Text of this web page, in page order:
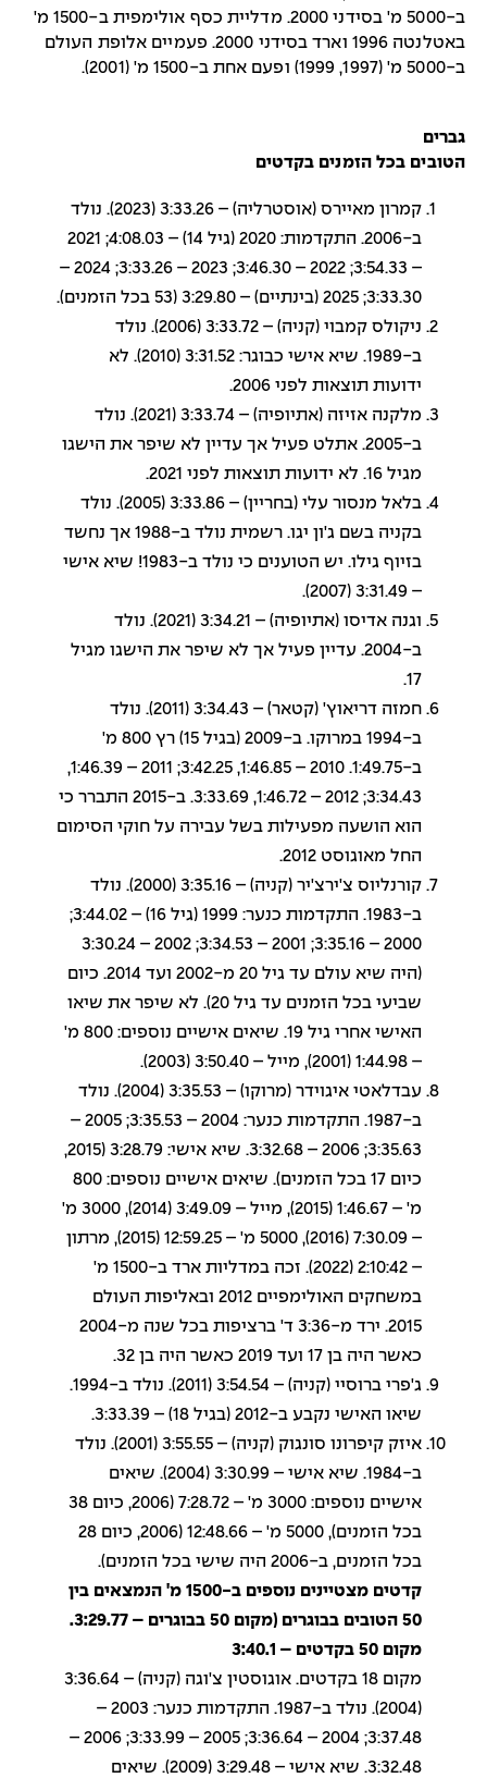
ב-5000 מ' בסידני 2000. מדליית כסף אולימפית ב-1500 מ'
באטלנטה 1996 וארד בסידני 2000. פעמיים אלופת העולם
ב-5000 מ' (1997, 1999) ופעם אחת ב-1500 מ' (2001).
גברים
הטובים בכל הזמנים בקדטים
קמרון מאיירס (אוסטרליה) – 3:33.26 (2023). נולד
ב-2006. התקדמות: 2020 (גיל 14) – 4:08.03; 2021
– 3:54.33; 2022 – 3:46.30; 2023 – 3:33.26; 2024 –
3:33.30; 2025 (בינתיים) – 3:29.80 (53 בכל הזמנים).
ניקולס קמבוי (קניה) – 3:33.72 (2006). נולד
ב-1989. שיא אישי כבוגר: 3:31.52 (2010). לא
ידועות תוצאות לפני 2006.
מלקנה אזיזה (אתיופיה) – 3:33.74 (2021). נולד
ב-2005. אתלט פעיל אך עדיין לא שיפר את הישגו
מגיל 16. לא ידועות תוצאות לפני 2021.
בלאל מנסור עלי (בחריין) – 3:33.86 (2005). נולד
בקניה בשם ג'ון יגו. רשמית נולד ב-1988 אך נחשד
בזיוף גילו. יש הטוענים כי נולד ב-1983! שיא אישי
– 3:31.49 (2007).
וגנה אדיסו (אתיופיה) – 3:34.21 (2021). נולד
ב-2004. עדיין פעיל אך לא שיפר את הישגו מגיל
17.
חמזה דריאוץ' (קטאר) – 3:34.43 (2011). נולד
ב-1994 במרוקו. ב-2009 (בגיל 15) רץ 800 מ'
ב-1:49.75. 2010 – 1:46.85, 3:42.25; 2011 – 1:46.39,
3:34.43; 2012 – 1:46.72, 3:33.69. ב-2015 התברר כי
הוא הושעה מפעילות בשל עבירה על חוקי הסימום
החל מאוגוסט 2012.
קורנליוס צ'ירצ'יר (קניה) – 3:35.16 (2000). נולד
ב-1983. התקדמות כנער: 1999 (גיל 16) – 3:44.02;
2000 – 3:35.16; 2001 – 3:34.53; 2002 – 3:30.24
(היה שיא עולם עד גיל 20 מ-2002 ועד 2014. כיום
שביעי בכל הזמנים עד גיל 20). לא שיפר את שיאו
האישי אחרי גיל 19. שיאים אישיים נוספים: 800 מ'
– 1:44.98 (2001), מייל – 3:50.40 (2003).
עבדלאטי איגוידר (מרוקו) – 3:35.53 (2004). נולד
ב-1987. התקדמות כנער: 2004 – 3:35.53; 2005 –
3:35.63; 2006 – 3:32.68. שיא אישי: 3:28.79 (2015,
כיום 17 בכל הזמנים). שיאים אישיים נוספים: 800
מ' – 1:46.67 (2015), מייל – 3:49.09 (2014), 3000 מ'
– 7:30.09 (2016), 5000 מ' – 12:59.25 (2015), מרתון
– 2:10:42 (2022). זכה במדליות ארד ב-1500 מ'
במשחקים האולימפיים 2012 ובאליפות העולם
2015. ירד מ-3:36 ד' ברציפות בכל שנה מ-2004
כאשר היה בן 17 ועד 2019 כאשר היה בן 32.
ג'פרי ברוסיי (קניה) – 3:54.54 (2011). נולד ב-1994.
שיאו האישי נקבע ב-2012 (בגיל 18) – 3:33.39.
איזק קיפרונו סונגוק (קניה) – 3:55.55 (2001). נולד
ב-1984. שיא אישי – 3:30.99 (2004). שיאים
אישיים נוספים: 3000 מ' – 7:28.72 (2006, כיום 38
בכל הזמנים), 5000 מ' – 12:48.66 (2006, כיום 28
בכל הזמנים, ב-2006 היה שישי בכל הזמנים).
קדטים מצטיינים נוספים ב-1500 מ' הנמצאים בין
50 הטובים בבוגרים (מקום 50 בבוגרים – 3:29.77.
מקום 50 בקדטים – 3:40.1
מקום 18 בקדטים. אוגוסטין צ'וגה (קניה) – 3:36.64
(2004). נולד ב-1987. התקדמות כנער: 2003 –
3:37.48; 2004 – 3:36.64; 2005 – 3:33.99; 2006 –
3:32.48. שיא אישי – 3:29.48 (2009). שיאים